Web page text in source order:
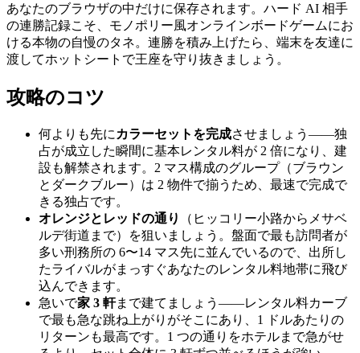
あなたのブラウザの中だけに保存されます。ハード AI 相手
の連勝記録こそ、モノポリー風オンラインボードゲームにお
ける本物の自慢のタネ。連勝を積み上げたら、端末を友達に
渡してホットシートで王座を守り抜きましょう。
攻略のコツ
何よりも先に カラーセットを完成させましょう——独
占が成立した瞬間に基本レンタル料が 2 倍になり、建
設も解禁されます。2 マス構成のグループ（ブラウン
とダークブルー）は 2 物件で揃うため、最速で完成で
きる独占です。
オレンジとレッドの通り
（ヒッコリー小路からメサベ
ルデ街道まで）を狙いましょう。盤面で最も訪問者が
多い刑務所の 6〜14 マス先に並んでいるので、出所し
たライバルがまっすぐあなたのレンタル料地帯に飛び
込んできます。
急いで家 3 軒まで建てましょう——レンタル料カーブ
で最も急な跳ね上がりがそこにあり、1 ドルあたりの
リターンも最高です。1 つの通りをホテルまで急がせ